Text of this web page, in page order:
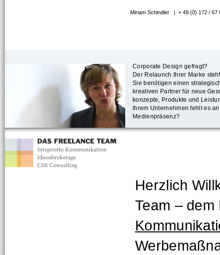
Corporate Design gefragt?
Der Relaunch Ihrer Marke
Sie benötigen einen
kreativen Partner für neue
konzepte, Produkte und
Ihrem Unternehmen fehlt es an
Medienpräsenz?
Herzlich
Team –
Miriam Schindler | + 49 (0)